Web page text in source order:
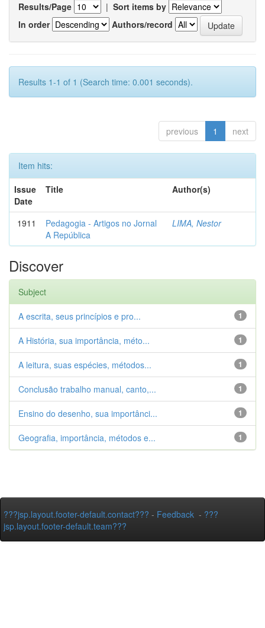
Results/Page | Sort items by
In order
Authors/record
Results 1-1 of 1 (Search time: 0.001 seconds).
previous 1 next
Item hits:
Issue
Date
Title Author(s)
1911
Pedagogia - Artigos no Jornal
A República
LIMA, Nestor
Discover
Subject
1
A escrita, seus princípios e pro...
1
A História, sua importância, méto...
1
A leitura, suas espécies, métodos...
1
Conclusão trabalho manual, canto,...
1
Ensino do desenho, sua importânci...
1
Geografia, importância, métodos e...
???jsp.layout.footer-default.contact??? - Feedback - ???
jsp.layout.footer-default.team???